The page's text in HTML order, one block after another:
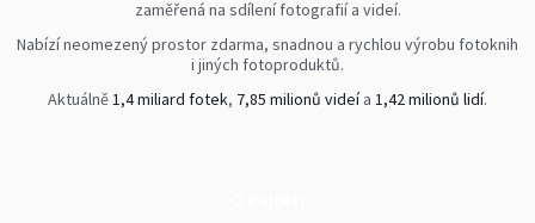
zaměřená na sdílení fotografií a videí.
Nabízí neomezený prostor zdarma, snadnou a rychlou výrobu fotoknih
i jiných fotoproduktů.
Aktuálně1,4 miliard fotek, 7,85 milionů videía 1,42 milionů lidí.